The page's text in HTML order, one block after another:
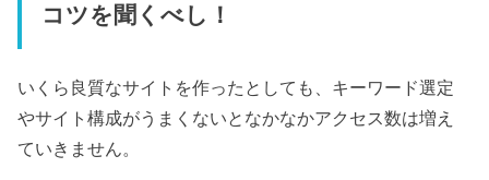
コツを聞くべし！
いくら良質なサイトを作ったとしても、キーワード選定
やサイト構成がうまくないとなかなかアクセス数は増え
ていきません。